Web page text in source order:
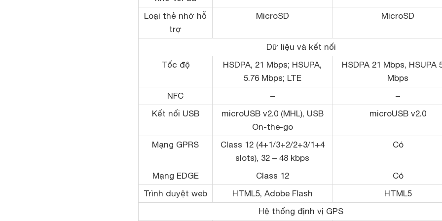
Loại thẻ nhớ hỗ
trợ
MicroSD MicroSD
Dữ liệu và kết nối
Tốc độ
HSDPA, 21 Mbps; HSUPA,
5.76 Mbps; LTE
HSDPA 21 Mbps, HSUPA
Mbps
NFC
–
–
Kết nối USB
microUSB v2.0 (MHL), USB
On-the-go
microUSB v2.0
Mạng GPRS
Class 12 (4+1/3+2/2+3/1+4
slots), 32 – 48 kbps
Có
Mạng EDGE Class 12
Có
Trình duyệt web
HTML5, Adobe Flash
HTML5
Hệ thống định vị GPS